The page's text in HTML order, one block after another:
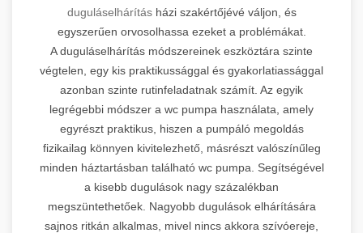
duguláselhárítás házi szakértőjévé váljon, és
egyszerűen orvosolhassa ezeket a problémákat.
A duguláselhárítás módszereinek eszköztára szinte
végtelen, egy kis praktikussággal és gyakorlatiassággal
azonban szinte rutinfeladatnak számít. Az egyik
legrégebbi módszer a wc pumpa használata, amely
egyrészt praktikus, hiszen a pumpáló megoldás
fizikailag könnyen kivitelezhető, másrészt valószínűleg
minden háztartásban található wc pumpa. Segítségével
a kisebb dugulások nagy százalékban
megszüntethetőek. Nagyobb dugulások elhárítására
sajnos ritkán alkalmas, mivel nincs akkora szívóereje,